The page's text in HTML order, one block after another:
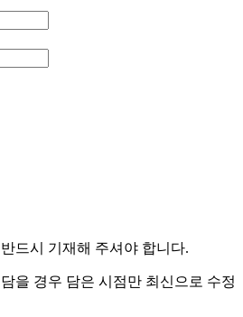
드시 기재해 주셔야 합니다.
을 경우 담은 시점만 최신으로 수정